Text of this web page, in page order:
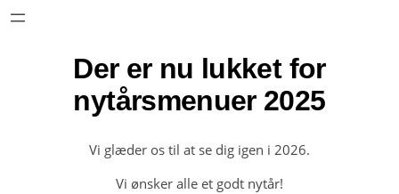
Der er nu lukket for
nytårsmenuer 2025
Vi glæder os til at se dig igen i 2026.
Vi ønsker alle et godt nytår!